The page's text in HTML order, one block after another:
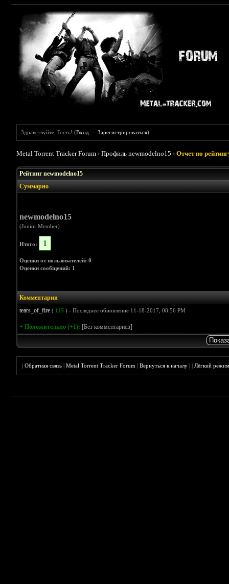
Здравствуйте, Гость! (Вход —Зарегистрироваться)
Metal Torrent Tracker Forum ›Профиль newmodelno15 ›Отчет по
Рейтинг newmodelno15
Суммарно
newmodelno15
(Junior Member)
Итого: 1
Оценки от пользователей: 0
Оценки сообщений: 1
Комментарии
tears_of_fire ( 115 ) - Последнее обновление 11-18-2017, 08:56 PM
+ Положительно (+1): [Без комментариев]
|Обратная связь |Metal Torrent Tracker Forum |Вернуться к началу ||Лёгкий